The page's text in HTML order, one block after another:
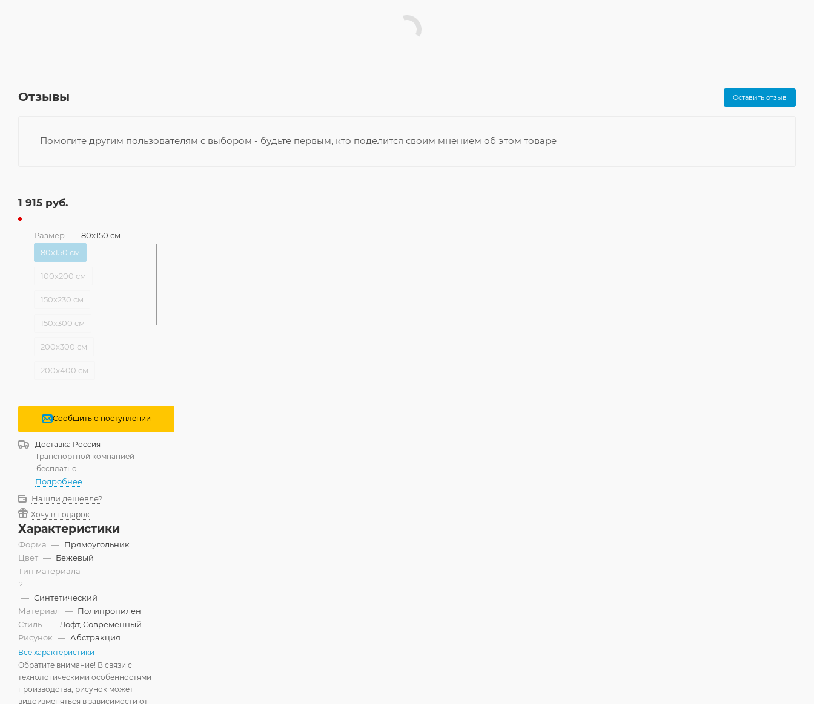
Отзывы Оставить отзыв
Помогите другим пользователям с выбором - будьте первым, кто поделится своим мнением об этом товаре
1 915 руб.
Размер — 80x150 см
80x150 см
100x200 см
150x230 см
150x300 см
200x300 см
200x400 см
250x400 см
300x400 см
300x500 см
Сообщить о поступлении
Доставка Россия
Транспортной компанией —
бесплатно
Подробнее
Нашли дешевле?
Хочу в подарок
Характеристики
Форма — Прямоугольник
Цвет — Бежевый
Тип материала
?
— Синтетический
Материал — Полипропилен
Стиль — Лофт, Современный
Рисунок — Абстракция
Все характеристики
Обратите внимание! В связи с
технологическими особенностями
производства, рисунок может
видоизменяться в зависимости от